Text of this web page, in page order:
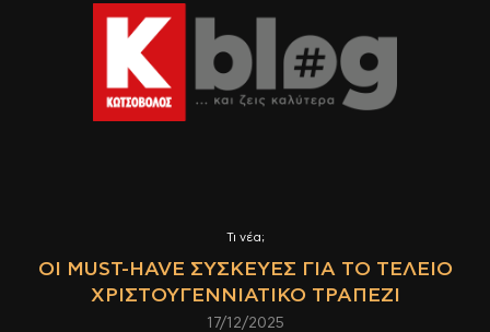
Τι νέα;
ΟΙ MUST-HAVE ΣΥΣΚΕΥΈΣ ΓΙΑ ΤΟ ΤΈΛΕΙΟ
ΧΡΙΣΤΟΥΓΕΝΝΙΆΤΙΚΟ ΤΡΑΠΈΖΙ
17/12/2025